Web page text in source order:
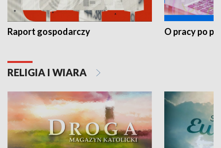
Raport gospodarczy O pracy po
RELIGIA I WIARA